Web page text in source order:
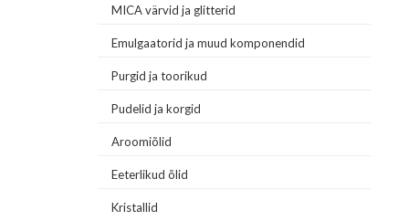
MICA värvid ja glitterid
Emulgaatorid ja muud komponendid
Purgid ja toorikud
Pudelid ja korgid
Aroomiõlid
Eeterlikud õlid
Kristallid